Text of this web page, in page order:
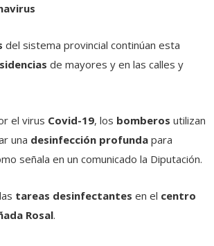
del sistema provincial continúan esta
de mayores y en las calles y
el virus Covid-19, los bomberos utilizan
una desinfección profunda para
señala en un comunicado la Diputación.
tareas desinfectantes en el centro
Rosal.